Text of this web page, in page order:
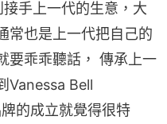
手上一代的生意，大
常也是上一代把自己的
要乖乖聽話， 傳承上一
Vanessa Bell
的成立就覺得很特